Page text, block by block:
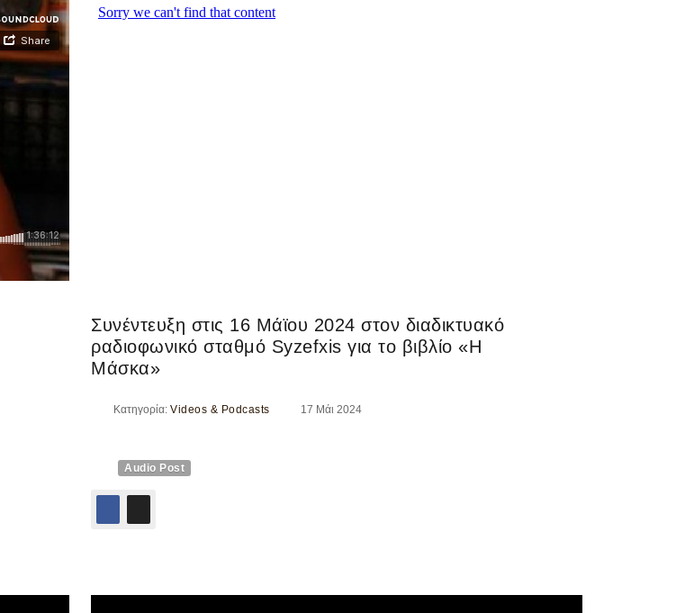
Συνέντευξη στις 16 Μάϊου 2024 στον διαδικτυακό
ραδιοφωνικό σταθμό Syzefxis για το βιβλίο «Η
Μάσκα»
Κατηγορία: Videos & Podcasts 17 Μάι 2024
Audio Post